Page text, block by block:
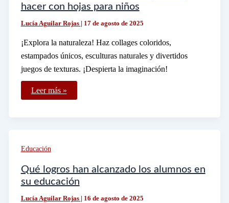
hacer con hojas para niños
Lucía Aguilar Rojas | 17 de agosto de 2025
¡Explora la naturaleza! Haz collages coloridos,
estampados únicos, esculturas naturales y divertidos
juegos de texturas. ¡Despierta la imaginación!
Qué
actividades
hojas
para
Leer más »
Educación
Qué logros han alcanzado los alumnos en
su educación
Lucía Aguilar Rojas | 16 de agosto de 2025